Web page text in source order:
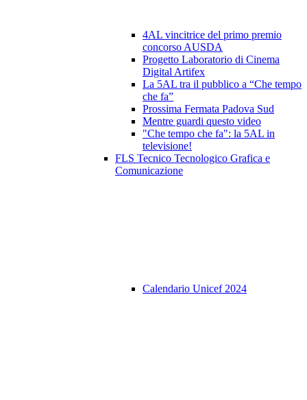
4AL vincitrice del primo premio
concorso AUSDA
Progetto Laboratorio di Cinema
Digital Artifex
La 5AL tra il pubblico a “Che tempo
che fa”
Prossima Fermata Padova Sud
Mentre guardi questo video
"Che tempo che fa": la 5AL in
televisione!
FLS Tecnico Tecnologico Grafica e
Comunicazione
Calendario Unicef 2024